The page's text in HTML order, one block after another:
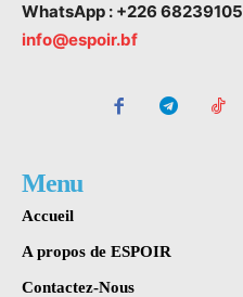
WhatsApp : +226 68239105
info@espoir.bf
Menu
Accueil
A propos de ESPOIR
Contactez-Nous